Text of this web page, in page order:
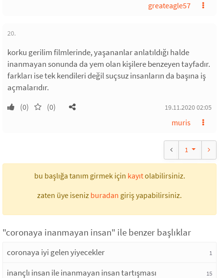
greateagle57
20.
korku gerilim filmlerinde, yaşananlar anlatıldığı halde
inanmayan sonunda da yem olan kişilere benzeyen tayfadır.
farkları ise tek kendileri değil suçsuz insanların da başına iş
açmalarıdır.
(0) (0) 19.11.2020 02:05
muris
1
bu başlığa tanım girmek için kayıtolabilirsiniz.
zaten üye iseniz buradan giriş yapabilirsiniz.
"coronaya inanmayan insan" ile benzer başlıklar
coronaya iyi gelen yiyecekler 1
inançlı insan ile inanmayan insan tartışması 15